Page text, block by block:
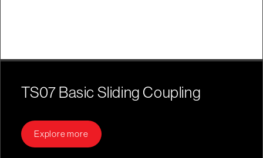
TS07 Basic Sliding Coupling
Explore more